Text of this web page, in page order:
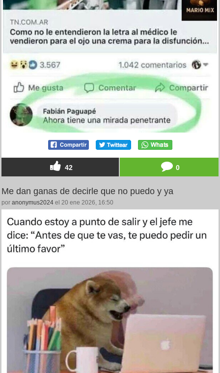
42 0
Me dan ganas de decirle que no puedo y ya
por anonymus2024 el 20 ene 2026, 16:50